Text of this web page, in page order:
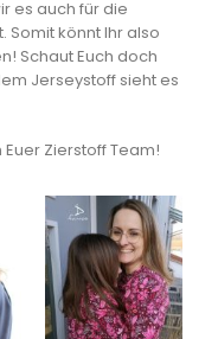
es auch für die
Somit könnt Ihr also
Schaut Euch doch
Jerseystoff sieht es
Zierstoff Team!